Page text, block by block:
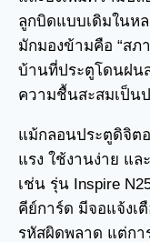
ลูกบิดแบบเดิมในห
มักมองข้ามคือ “สภ
บ้านที่ประตูโดนฝน
ความชื้นสะสมเป็น
แม้กลอนประตูดิจิต
แรง ใช้งานง่าย แ
เช่น รุ่น Inspire
คีย์การ์ด มีจอแจ้งเ
รหัสผิดพลาด แต่ก